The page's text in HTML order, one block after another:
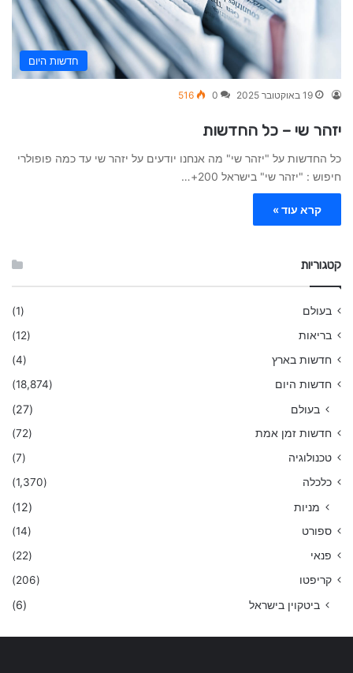
חדשות היום
19 באוקטובר 2025 0
516
יזהר שי – כל החדשות
כל החדשות על "יזהר שי" מה אנחנו יודעים על יזהר שי עד כמה פופולרי
חיפוש : "יזהר שי" בישראל 200+…
קרא עוד »
קטגוריות
בעולם
(1)
בריאות
(12)
חדשות בארץ
(4)
חדשות היום
(18,874)
בעולם (27)
חדשות זמן אמת
(72)
טכנולוגיה
(7)
כלכלה
(1,370)
מניות (12)
ספורט
(14)
פנאי
(22)
קריפטו
(206)
ביטקוין בישראל (6)